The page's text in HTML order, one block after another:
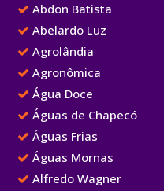
Abdon Batista
Abelardo Luz
Agrolândia
Agronômica
Água Doce
Águas de Chapecó
Águas Frias
Águas Mornas
Alfredo Wagner